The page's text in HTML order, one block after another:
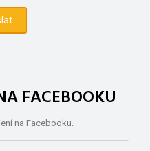
FACEBOOKU
na Facebooku.